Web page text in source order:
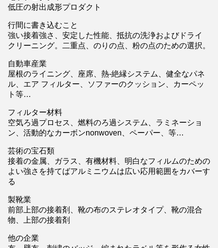
低圧の射出成形プロダクト
行間に書き込むこと
強い接着強さ、安定した性能、抵抗の洗浄およびドライ
クリーニング。二重点、のりの点、粉の点のための選択。
自動車産業
屋根のライニング、座席、熱-絶縁システム、健全なパネ
ル、エア フィルター、ソファーのクッション、カーペッ
ト等…
フィルター材料
空気ろ過プロセス、燃料のろ過システム、ラミネーショ
ン、活動的なカーボンnonwoven、ペーパー、等…
芸術の宝石類
接着の金属、ガラス、有機材料、明白なフィルムのための
よい強さを持てばアルミニウムは広い応用範囲をカバーす
る
製靴業
前部上部の接着剤、靴の布のステレオタイプ、靴の混合
物、上部の接着剤
他の企業